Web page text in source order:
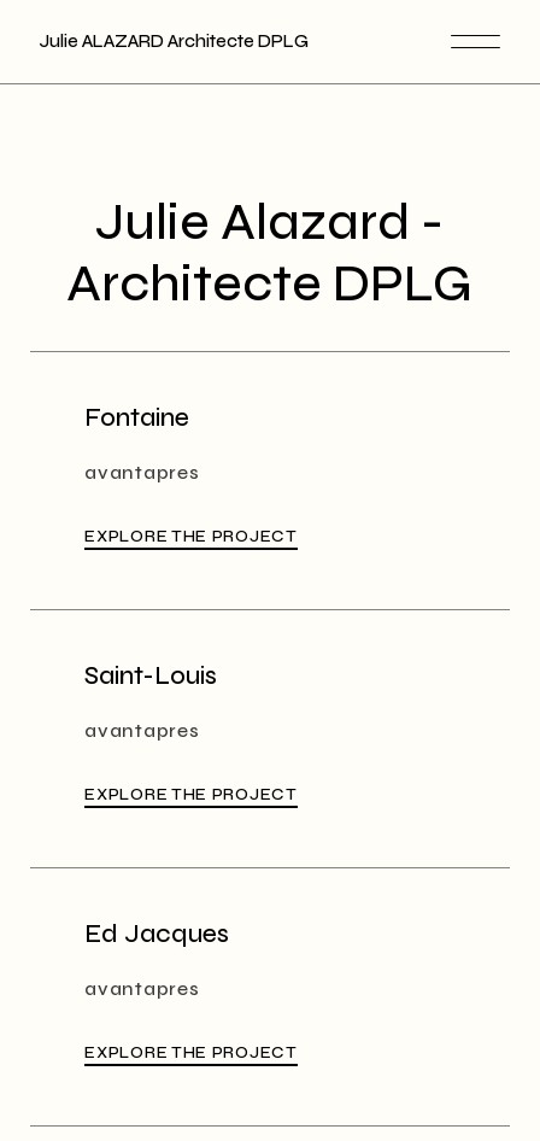
Julie ALAZARD Architecte DPLG
Julie Alazard -
Architecte DPLG
Fontaine
avantapres
EXPLORE THE PROJECT
Saint-Louis
avantapres
EXPLORE THE PROJECT
Ed Jacques
avantapres
EXPLORE THE PROJECT